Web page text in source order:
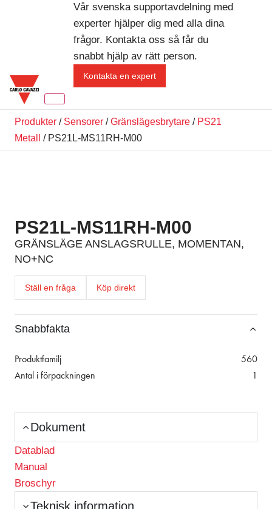
Vår svenska supportavdelning med
experter hjälper dig med alla dina
frågor. Kontakta oss så får du
snabbt hjälp av rätt person.
Kontakta en expert
Produkter / Sensorer /Gränslägesbrytare / PS21
Metall
/ PS21L-MS11RH-M00
PS21L-MS11RH-M00
GRÄNSLÄGE ANSLAGSRULLE, MOMENTAN,
NO+NC
Ställ en fråga Köp direkt
Snabbfakta
Produktfamilj
560
Antal i förpackningen
1
Dokument
Datablad
Manual
Broschyr
Teknisk information